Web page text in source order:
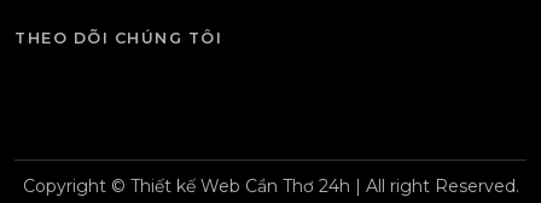
THEO DÕI CHÚNG TÔI
Copyright © Thiết kế Web Cần Thơ 24h | All right Reserved.